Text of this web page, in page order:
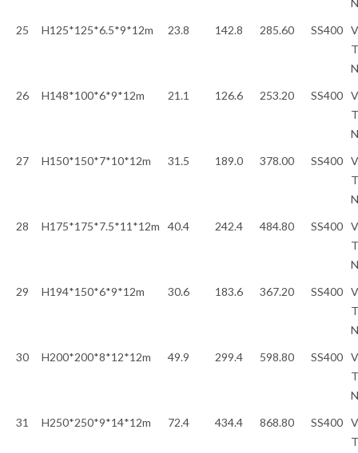
25
H125*125*6.5*9*12m 23.8 142.8 285.60 SS400
26
H148*100*6*9*12m 21.1 126.6 253.20 SS400
27
H150*150*7*10*12m 31.5 189.0 378.00 SS400
28
H175*175*7.5*11*12m 40.4 242.4 484.80 SS400
29
H194*150*6*9*12m 30.6 183.6 367.20 SS400
30
H200*200*8*12*12m 49.9 299.4 598.80 SS400
31
H250*250*9*14*12m 72.4 434.4 868.80 SS400